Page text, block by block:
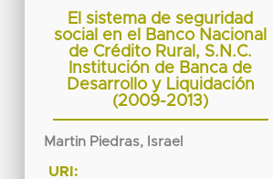
El sistema de seguridad
social en el Banco Nacional
de Crédito Rural, S.N.C.
Institución de Banca de
Desarrollo y Liquidación
(2009-2013)
Martin Piedras, Israel
URI: